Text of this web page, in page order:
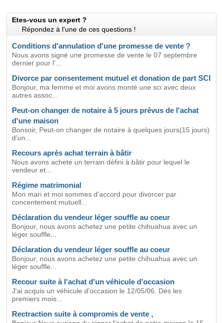
Etes-vous un expert ?
Répondez à l'une de ces questions !
Conditions d'annulation d'une promesse de vente ?
Nous avons signé une promesse de vente le 07 septembre
dernier pour l’...
Divorce par consentement mutuel et donation de part SCI
Bonjour, ma femme et moi avons monté une sci avec deux
autres assoc...
Peut-on changer de notaire à 5 jours prévus de l'achat
d'une maison
Bonsoir, Peut-on changer de notaire à quelques jours(15 jours)
d'un...
Recours après achat terrain à bâtir
Nous avons acheté un terrain défini à bâtir pour lequel le
vendeur et...
Régime matrimonial
Mon mari et moi sommes d'accord pour divorcer par
concentement mutuell...
Déclaration du vendeur léger souffle au coeur
Bonjour, nous avons achetez une petite chihuahua avec un
léger souffle...
Déclaration du vendeur léger souffle au coeur
Bonjour, nous avons achetez une petite chihuahua avec un
léger souffle...
Recour suite à l'achat d'un véhicule d'occasion
J'ai acquis un véhicule d'occasion le 12/05/06. Dés les
premiers mois...
Rectraction suite à compromis de vente ,